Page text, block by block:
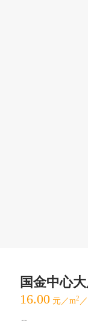
国金中心
16.00 元／m2